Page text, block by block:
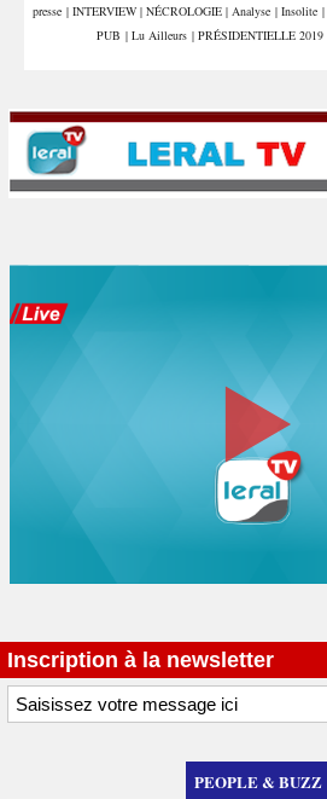
presse | INTERVIEW | NÉCROLOGIE | Analyse | Insolite |
PUB | Lu Ailleurs | PRÉSIDENTIELLE 2019
Inscription à la newsletter
PEOPLE & BUZZ